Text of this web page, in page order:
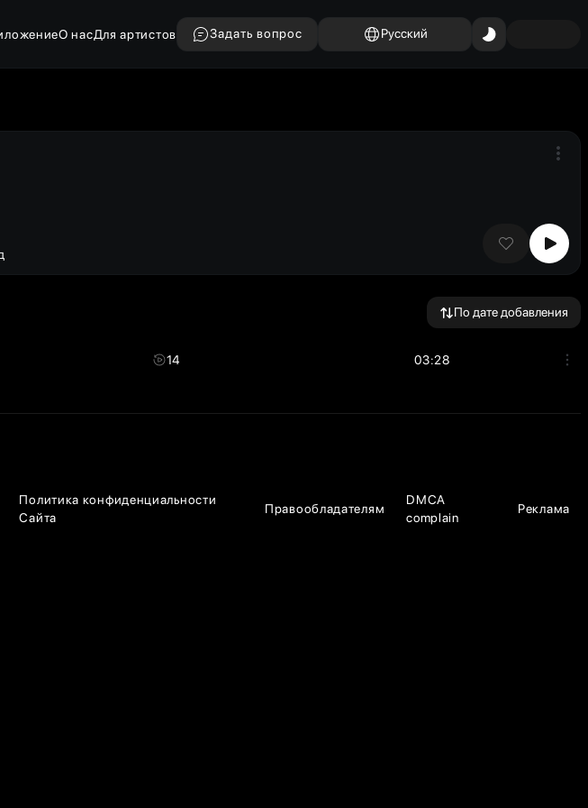
О насДля артистов Задать вопрос Русский
По дате добавления
14 03:28
Политика конфиденциальности
Сайта
Правообладателям
DMCA
complain
Реклама